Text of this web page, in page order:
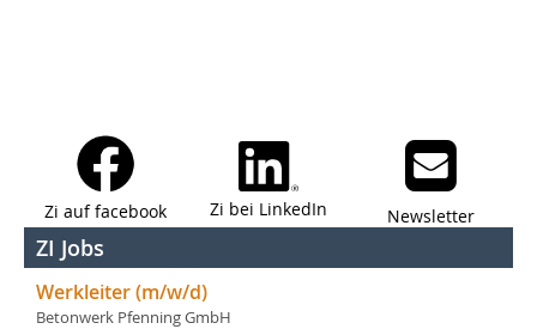
Zi auf facebook Zi bei LinkedIn Newsletter
ZI Jobs
Werkleiter (m/w/d)
Betonwerk Pfenning GmbH